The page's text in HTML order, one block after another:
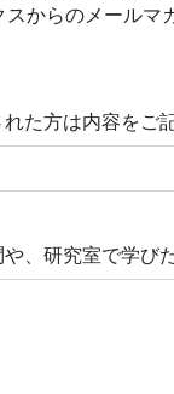
からのメールマ
れた方は内容をご
、研究室で学び